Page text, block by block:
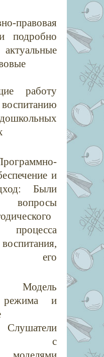
правовая
подробно
работу
и
Были
вопросы
его
режима и
с